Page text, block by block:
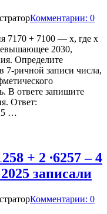
Комментарии: 0
7170 + 7100 — x, где x
2030,
Определите
7-ричной записи числа,
В ответе запишите
Ответ:
…
+ 2 ∙6257 – 4
2025 записали
Комментарии: 0